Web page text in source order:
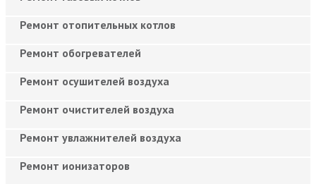
Ремонт отопительных котлов
Ремонт обогревателей
Ремонт осушителей воздуха
Ремонт очистителей воздуха
Ремонт увлажнителей воздуха
Ремонт ионизаторов